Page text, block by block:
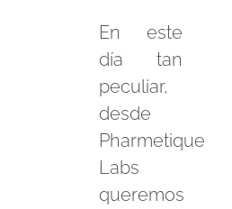
En este
día tan
peculiar,
desde
Pharmetique
Labs
queremos